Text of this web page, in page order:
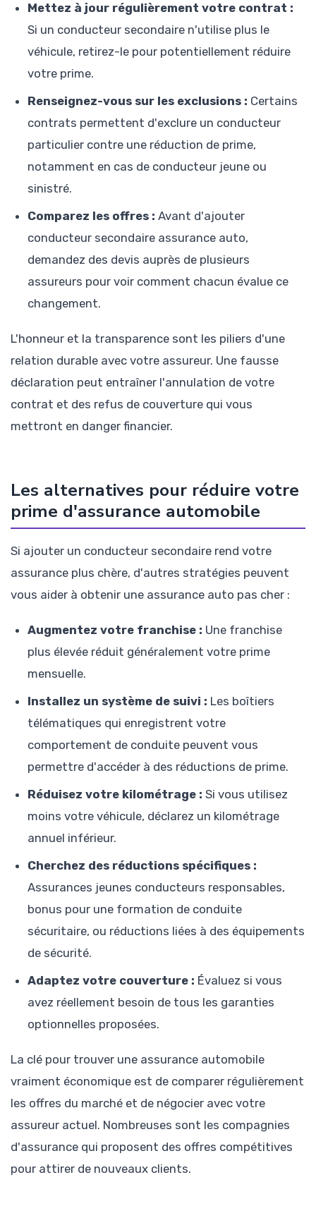
Mettez à jour régulièrement votre contrat :
Si un conducteur secondaire n'utilise plus le
véhicule, retirez-le pour potentiellement réduire
votre prime.
Renseignez-vous sur les exclusions : Certains
contrats permettent d'exclure un conducteur
particulier contre une réduction de prime,
notamment en cas de conducteur jeune ou
sinistré.
Comparez les offres : Avant d'ajouter
conducteur secondaire assurance auto,
demandez des devis auprès de plusieurs
assureurs pour voir comment chacun évalue ce
changement.
L'honneur et la transparence sont les piliers d'une
relation durable avec votre assureur. Une fausse
déclaration peut entraîner l'annulation de votre
contrat et des refus de couverture qui vous
mettront en danger financier.
Les alternatives pour réduire votre
prime d'assurance automobile
Si ajouter un conducteur secondaire rend votre
assurance plus chère, d'autres stratégies peuvent
vous aider à obtenir une assurance auto pas cher :
Augmentez votre franchise : Une franchise
plus élevée réduit généralement votre prime
mensuelle.
Installez un système de suivi : Les boîtiers
télématiques qui enregistrent votre
comportement de conduite peuvent vous
permettre d'accéder à des réductions de prime.
Réduisez votre kilométrage : Si vous utilisez
moins votre véhicule, déclarez un kilométrage
annuel inférieur.
Cherchez des réductions spécifiques :
Assurances jeunes conducteurs responsables,
bonus pour une formation de conduite
sécuritaire, ou réductions liées à des équipements
de sécurité.
Adaptez votre couverture : Évaluez si vous
avez réellement besoin de tous les garanties
optionnelles proposées.
La clé pour trouver une assurance automobile
vraiment économique est de comparer régulièrement
les offres du marché et de négocier avec votre
assureur actuel. Nombreuses sont les compagnies
d'assurance qui proposent des offres compétitives
pour attirer de nouveaux clients.